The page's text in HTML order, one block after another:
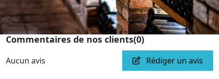
Commentaires de nos clients(0)
Aucun avis Rédiger un avis